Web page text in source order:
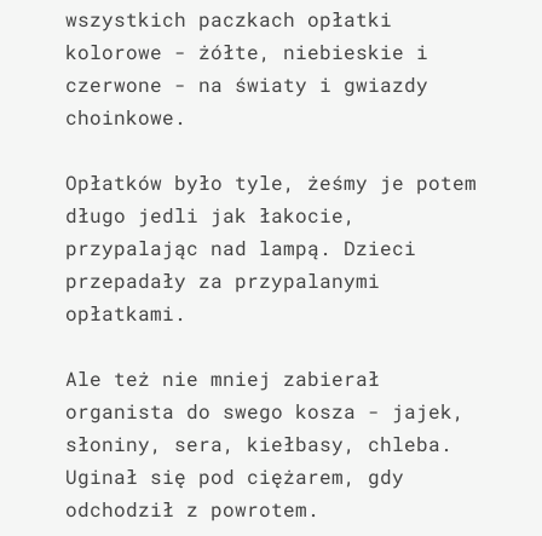
wszystkich paczkach opłatki
kolorowe - żółte, niebieskie i
czerwone - na światy i gwiazdy
choinkowe.
Opłatków było tyle, żeśmy je potem
długo jedli jak łakocie,
przypalając nad lampą. Dzieci
przepadały za przypalanymi
opłatkami.
Ale też nie mniej zabierał
organista do swego kosza - jajek,
słoniny, sera, kiełbasy, chleba.
Uginał się pod ciężarem, gdy
odchodził z powrotem.